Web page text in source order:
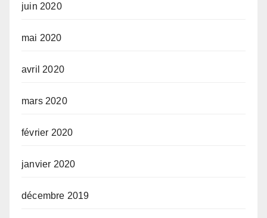
juin 2020
mai 2020
avril 2020
mars 2020
février 2020
janvier 2020
décembre 2019